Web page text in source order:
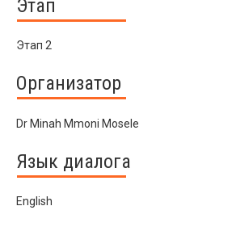
Этап
Этап 2
Организатор
Dr Minah Mmoni Mosele
Язык диалога
English